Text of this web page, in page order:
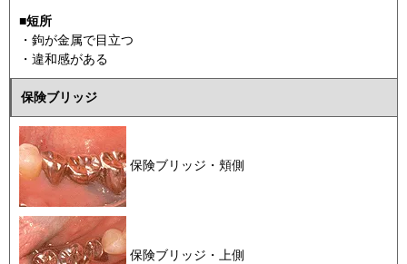
■短所
・鉤が金属で目立つ
・違和感がある
保険ブリッジ
保険ブリッジ・頬側
保険ブリッジ・上側